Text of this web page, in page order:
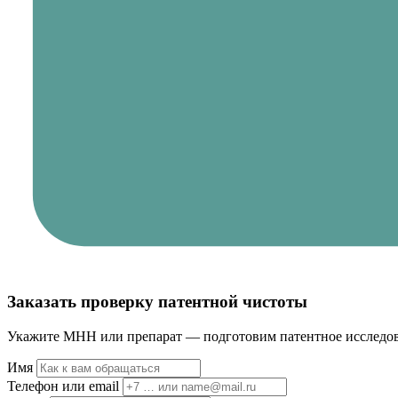
Заказать проверку патентной чистоты
Укажите МНН или препарат — подготовим патентное
Имя
Телефон или email